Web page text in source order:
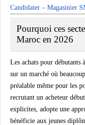
Candidater – Magasinier
Pourquoi ces
Maroc en 2026
Les achats pour débutants
sur un marché où
préalable même pour les
recrutant un acheteur
explicites, adopte une
bénéficie aux jeunes